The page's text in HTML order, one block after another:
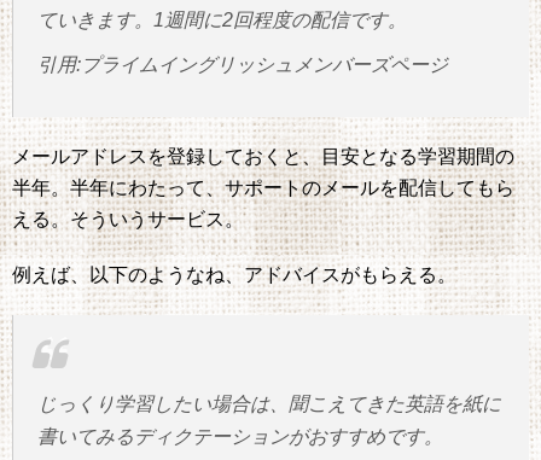
ていきます。1週間に2回程度の配信です。
引用:プライムイングリッシュメンバーズページ
メールアドレスを登録しておくと、目安となる学習期間の
半年。半年にわたって、サポートのメールを配信してもら
える。そういうサービス。
例えば、以下のようなね、アドバイスがもらえる。
じっくり学習したい場合は、聞こえてきた英語を紙に
書いてみるディクテーションがおすすめです。